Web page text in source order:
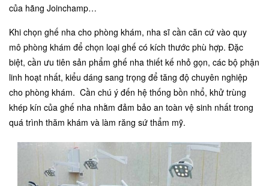
của hãng Joinchamp…
Khi chọn ghế nha cho phòng khám, nha sĩ cần căn cứ vào quy
mô phòng khám để chọn loại ghế có kích thước phù hợp. Đặc
biệt, cần ưu tiên sản phẩm ghế nha thiết kế nhỏ gọn, các bộ phận
linh hoạt nhất, kiểu dáng sang trọng để tăng độ chuyên nghiệp
cho phòng khám. Cần chú ý đến hệ thống bồn nhổ, khử trùng
khép kín của ghế nha nhằm đảm bảo an toàn vệ sinh nhất trong
quá trình thăm khám và làm răng sứ thẩm mỹ.